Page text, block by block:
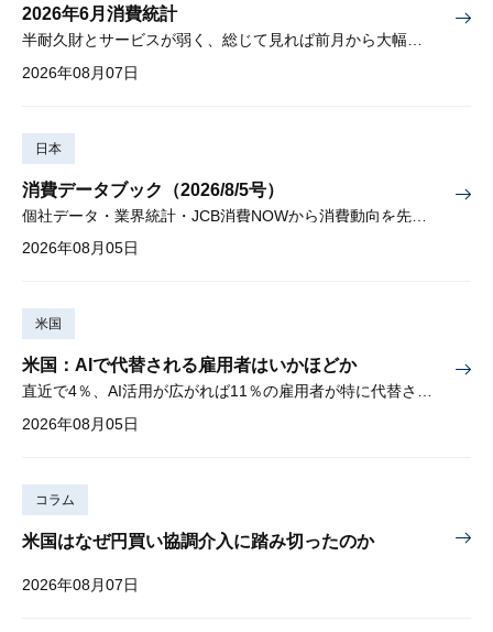
2026年6月消費統計
半耐久財とサービスが弱く、総じて見れば前月から大幅に減少
2026年08月07日
日本
消費データブック（2026/8/5号）
2026年08月05日
米国
米国：AIで代替される雇用者はいかほどか
直近で4％、AI活用が広がれば11％の雇用者が特に代替されやすい
2026年08月05日
コラム
米国はなぜ円買い協調介入に踏み切ったのか
2026年08月07日